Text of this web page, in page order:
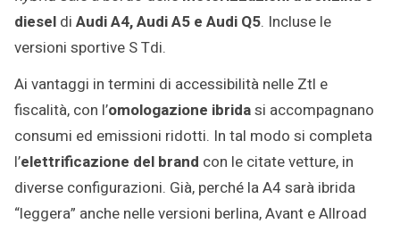
diesel di Audi A4, Audi A5 e Audi Q5. Incluse le
versioni sportive S Tdi.
Ai vantaggi in termini di accessibilità nelle Ztl e
fiscalità, con l’omologazione ibridasi accompagnano
consumi ed emissioni ridotti. In tal modo si completa
l’elettrificazione del brand con le citate vetture, in
diverse configurazioni. Già, perché la A4 sarà ibrida
“leggera” anche nelle versioni berlina, Avant e Allroad